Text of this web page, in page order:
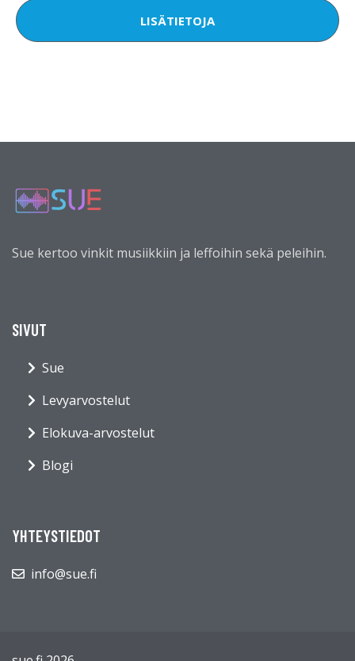
LISÄTIETOJA
Sue kertoo vinkit musiikkiin ja leffoihin sekä peleihin.
SIVUT
Sue
Levyarvostelut
Elokuva-arvostelut
Blogi
YHTEYSTIEDOT
info@sue.fi